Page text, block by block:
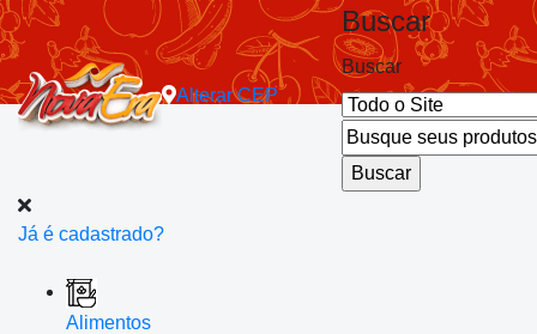
AlterarCEP
Buscar
Buscar
Já é cadastrado?
Alimentos